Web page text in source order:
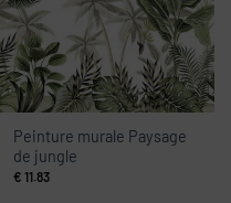
Peinture murale Paysage
de jungle
€ 11.83